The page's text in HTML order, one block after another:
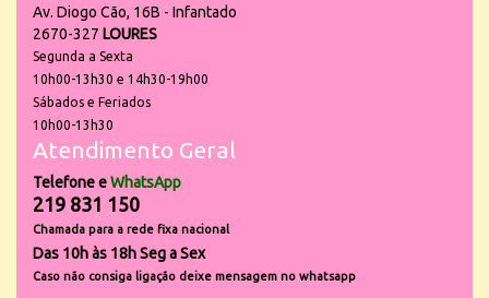
Av. Diogo Cão, 16B - Infantado
2670-327 LOURES
Segunda a Sexta
10h00-13h30 e 14h30-19h00
Sábados e Feriados
10h00-13h30
Atendimento Geral
Telefone eWhatsApp
219 831 150
Chamada para a rede fixa nacional
Das 10h às 18h Seg a Sex
Caso não consiga ligação deixe mensagem no whatsapp